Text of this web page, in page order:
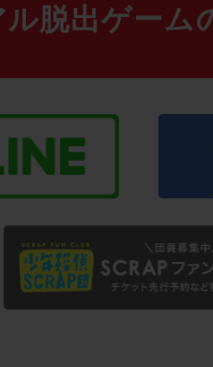
脱出ゲーム